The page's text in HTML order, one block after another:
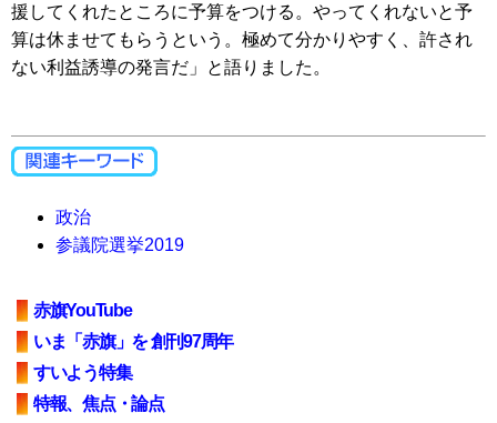
援してくれたところに予算をつける。やってくれないと予
算は休ませてもらうという。極めて分かりやすく、許され
ない利益誘導の発言だ」と語りました。
政治
参議院選挙2019
赤旗YouTube
いま「赤旗」を 創刊97周年
すいよう特集
特報、焦点・論点